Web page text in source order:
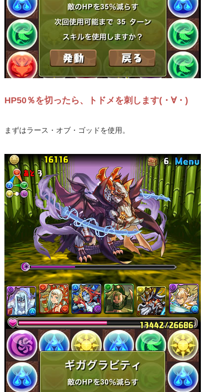
HP50％を切ったら、トドメを刺します(・∀・)
まずはラース・オブ・ゴッドを使用。